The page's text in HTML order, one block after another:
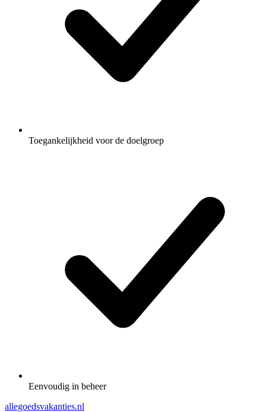
Toegankelijkheid voor de doelgroep
Eenvoudig in beheer
allegoedsvakanties.nl